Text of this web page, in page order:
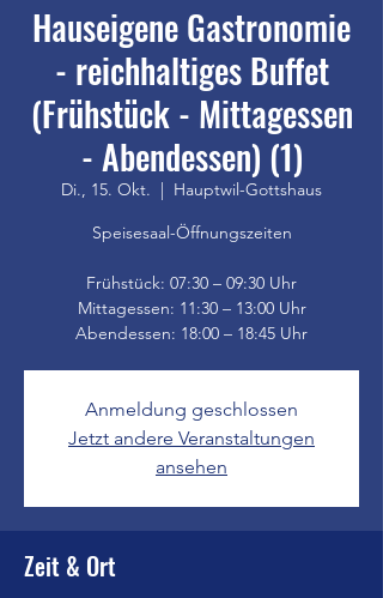
Hauseigene Gastronomie
- reichhaltiges Buffet
(Frühstück - Mittagessen
- Abendessen) (1)
Di., 15. Okt.
  |
Hauptwil-Gottshaus
Speisesaal-Öffnungszeiten
Frühstück: 07:30 – 09:30 Uhr
Mittagessen: 11:30 – 13:00 Uhr
Anmeldung geschlossen
Jetzt andere Veranstaltungen
ansehen
Zeit & Ort